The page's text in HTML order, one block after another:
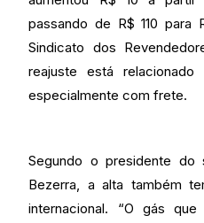
passando de R$ 110 para
Sindicato dos
reajuste está
especialmente com frete.
Segundo o presidente do
Bezerra, a alta também
internacional. “O gás